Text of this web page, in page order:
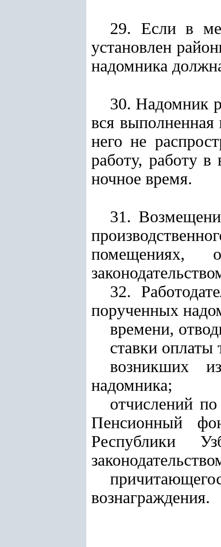
29. Если в
установлен
надомника
30. Надомник
вся выполненная
него не
работу, работу
ночное время.
31.
помещениях,
32.
порученных
времени,
ставки оплаты
возникших
надомника;
отчислений
Пенсионный
Республики
вознаграждения.